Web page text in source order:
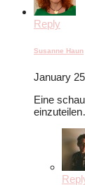
Reply
Susanne Haun
January
Eine